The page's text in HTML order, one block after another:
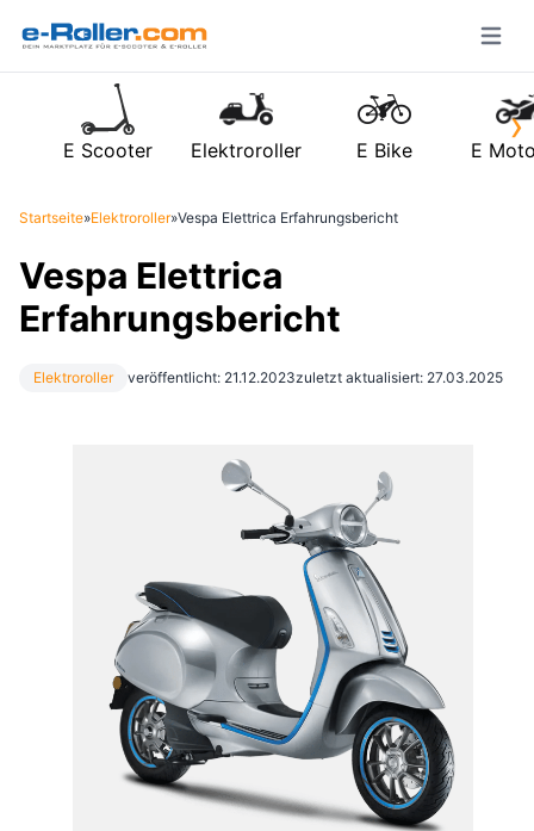
Open
›
E Scooter Elektroroller E Bike E
Startseite»Elektroroller»Vespa Elettrica Erfahrungsbericht
Vespa Elettrica
Erfahrungsbericht
Elektroroller veröffentlicht: 21.12.2023zuletzt aktualisiert: 27.03.2025